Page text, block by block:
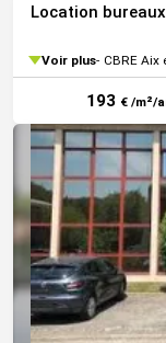
Location
Voir plus CBRE Aix
193 € /m²/